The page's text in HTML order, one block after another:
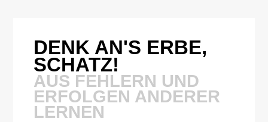
DENK AN'S ERBE,
SCHATZ!
AUS FEHLERN UND
ERFOLGEN ANDERER
LERNEN